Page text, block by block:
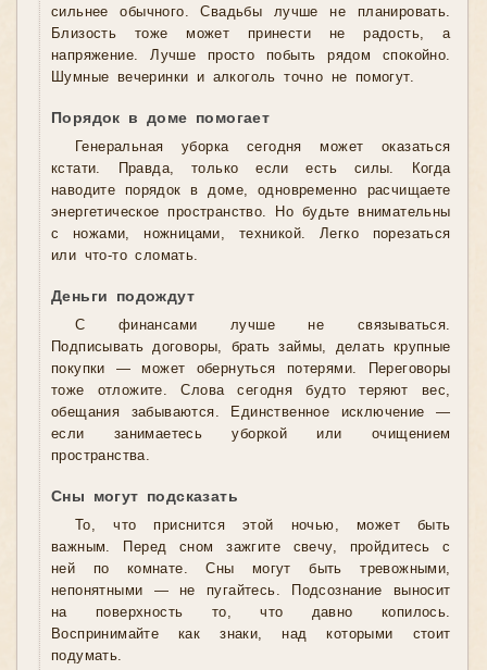
сильнее обычного. Свадьбы лучше не планировать.
Близость тоже может принести не радость, а
напряжение. Лучше просто побыть рядом спокойно.
Шумные вечеринки и алкоголь точно не помогут.
Порядок в доме помогает
Генеральная уборка сегодня может оказаться
кстати. Правда, только если есть силы. Когда
наводите порядок в доме, одновременно расчищаете
энергетическое пространство. Но будьте внимательны
с ножами, ножницами, техникой. Легко порезаться
или что-то сломать.
Деньги подождут
С финансами лучше не связываться.
Подписывать договоры, брать займы, делать крупные
покупки — может обернуться потерями. Переговоры
тоже отложите. Слова сегодня будто теряют вес,
обещания забываются. Единственное исключение —
если занимаетесь уборкой или очищением
пространства.
Сны могут подсказать
То, что приснится этой ночью, может быть
важным. Перед сном зажгите свечу, пройдитесь с
ней по комнате. Сны могут быть тревожными,
непонятными — не пугайтесь. Подсознание выносит
на поверхность то, что давно копилось.
Воспринимайте как знаки, над которыми стоит
подумать.